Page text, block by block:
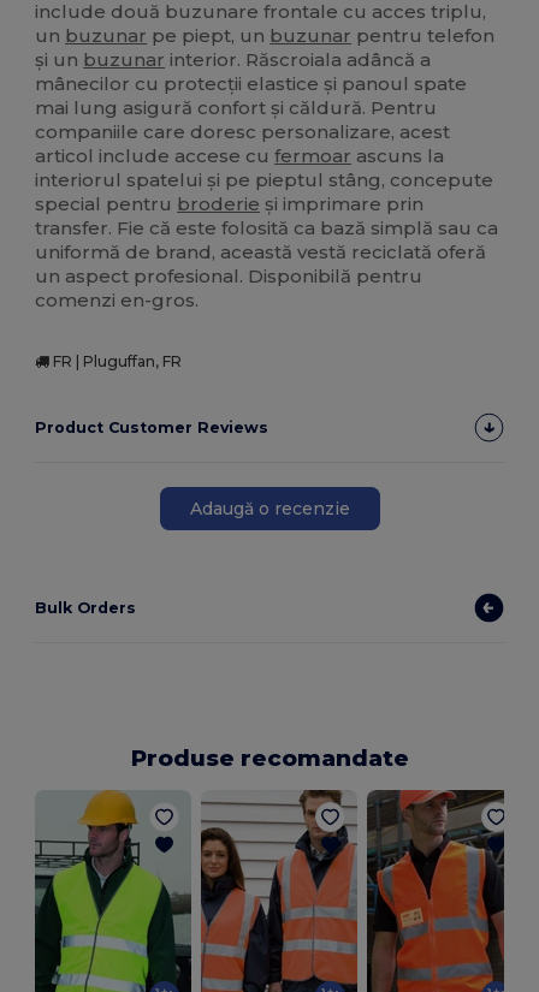
include două buzunare frontale cu acces triplu,
un buzunar pe piept, un buzunar pentru telefon
și un buzunar interior. Răscroiala adâncă a
mânecilor cu protecții elastice și panoul spate
mai lung asigură confort și căldură. Pentru
companiile care doresc personalizare, acest
articol include accese cufermoar ascuns la
interiorul spatelui și pe pieptul stâng, concepute
special pentru broderie și imprimare prin
transfer. Fie că este folosită ca bază simplă sau ca
uniformă de brand, această vestă reciclată oferă
un aspect profesional. Disponibilă pentru
comenzi en-gros.
FR | Pluguffan, FR
Product Customer Reviews
Adaugă o recenzie
Bulk Orders
Produse recomandate